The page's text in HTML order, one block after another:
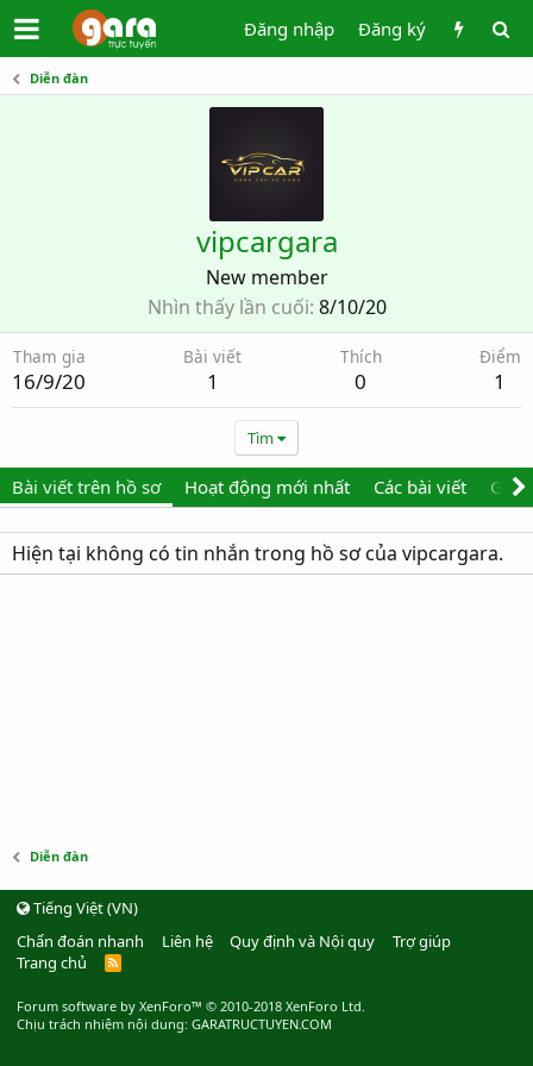
Đăng nhập Đăng ký
Diễn đàn
vipcargara
New member
Nhìn thấy lần cuối 8/10/20
Tham gia
16/9/20
Bài viết
1
Thích
0
Điểm
1
Tìm
Bài viết trên hồ sơ Hoạt động mới nhất Các bài viết Giới
Hiện tại không có tin nhắn trong hồ sơ của vipcargara.
Diễn đàn
Tiếng Việt (VN)
Chẩn đoán nhanh
Liên hệ Quy định và Nội quy
Trợ giúp
Trang chủ
R
Forum software by XenForo™ © 2010-2018 XenForo Ltd.
Chịu trách nhiệm nội dung: GARATRUCTUYEN.COM